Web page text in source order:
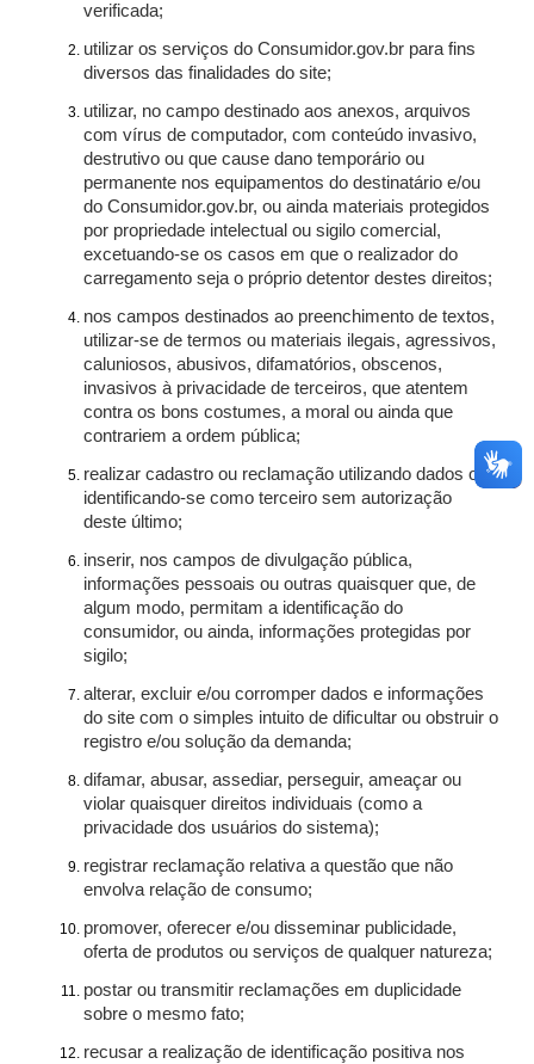
verificada;
utilizar os serviços do Consumidor.gov.br para fins
diversos das finalidades do site;
utilizar, no campo destinado aos anexos, arquivos
com vírus de computador, com conteúdo invasivo,
destrutivo ou que cause dano temporário ou
permanente nos equipamentos do destinatário e/ou
do Consumidor.gov.br, ou ainda materiais protegidos
por propriedade intelectual ou sigilo comercial,
excetuando-se os casos em que o realizador do
carregamento seja o próprio detentor destes direitos;
nos campos destinados ao preenchimento de textos,
utilizar-se de termos ou materiais ilegais, agressivos,
caluniosos, abusivos, difamatórios, obscenos,
invasivos à privacidade de terceiros, que atentem
contra os bons costumes, a moral ou ainda que
contrariem a ordem pública;
realizar cadastro ou reclamação utilizando dados ou
identificando-se como terceiro sem autorização
deste último;
inserir, nos campos de divulgação pública,
informações pessoais ou outras quaisquer que, de
algum modo, permitam a identificação do
consumidor, ou ainda, informações protegidas por
sigilo;
alterar, excluir e/ou corromper dados e informações
do site com o simples intuito de dificultar ou obstruir o
registro e/ou solução da demanda;
difamar, abusar, assediar, perseguir, ameaçar ou
violar quaisquer direitos individuais (como a
privacidade dos usuários do sistema);
registrar reclamação relativa a questão que não
envolva relação de consumo;
promover, oferecer e/ou disseminar publicidade,
oferta de produtos ou serviços de qualquer natureza;
postar ou transmitir reclamações em duplicidade
sobre o mesmo fato;
recusar a realização de identificação positiva nos